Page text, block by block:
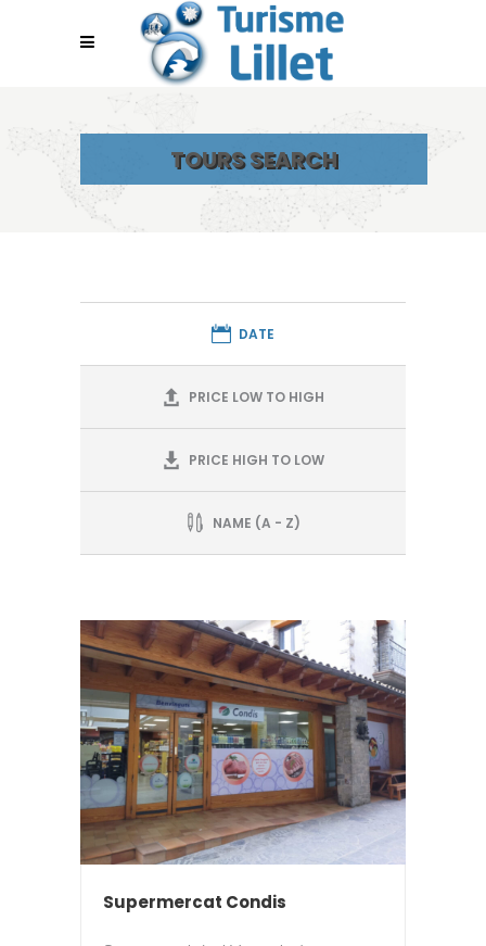
TOURS SEARCH
DATE
PRICE LOW TO HIGH
PRICE HIGH TO LOW
NAME (A - Z)
Supermercat Condis